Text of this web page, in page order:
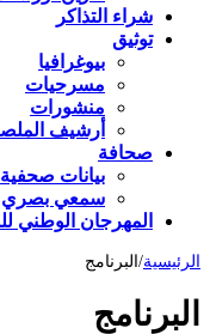
شراء التذاكر
توثيق
بيوغرافيا
مسرحيات
منشورات
أرشيف
صحافة
بيانات صحفية
سمعي بصري
المهرجان الوطني
الرئيسية/ البرنامج
البرنامج